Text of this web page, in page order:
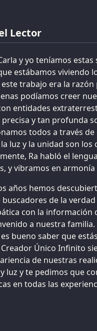
Lector
y yo teníamos
estábamos viviendo
trabajo era la
podíamos creer
entidades
y tan profunda
todos a través
luz y la unidad son
Ra habló el
y vibramos en
años hemos
de la
con la información
a nuestra
bueno saber que
Único Infinito
de nuestras
luz y te pedimos que
en todas las